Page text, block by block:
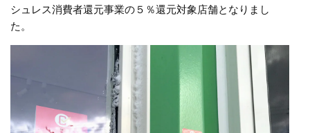
シュレス消費者還元事業の５％還元対象店舗となりまし
た。